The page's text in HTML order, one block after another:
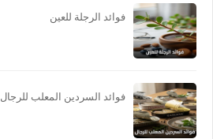
فوائد الرجلة للعين
فوائد السردين المعلب للرجال